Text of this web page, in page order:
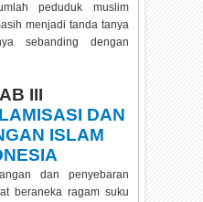
peduduk muslim
menjadi tanda tanya
sebanding dengan
III
DAN
ISLAM
dan penyebaran
beraneka ragam suku